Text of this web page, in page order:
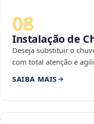
08
Instalação de
Deseja substituir o
com total atenção e
SAIBA MAIS